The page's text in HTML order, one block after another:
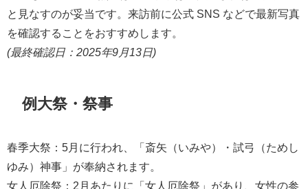
と見なすのが妥当です。来訪前に公式 SNS などで最新写真
を確認することをおすすめします。
(最終確認日：2025年9月13日)
例大祭・祭事
春季大祭：5月に行われ、「斎矢（いみや）・試弓（ためし
ゆみ）神事」が奉納されます。
女人厄除祭：2月あたりに「女人厄除祭」があり、女性の参